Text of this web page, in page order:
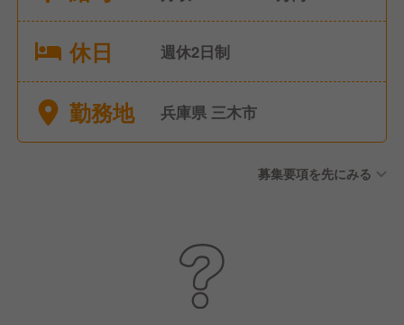
休日 週休2日制
勤務地 兵庫県 三木市
募集要項を先にみる